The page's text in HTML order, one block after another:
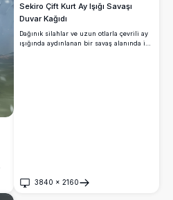
Sekiro Çift Kurt Ay Işığı Savaşı
Duvar Kağıdı
Dağınık silahlar ve uzun otlarla çevrili ay
ışığında aydınlanan bir savaş alanında iki
3840 × 2160
Aç